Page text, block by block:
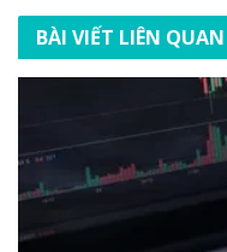
BÀI VIẾT LIÊN QUAN